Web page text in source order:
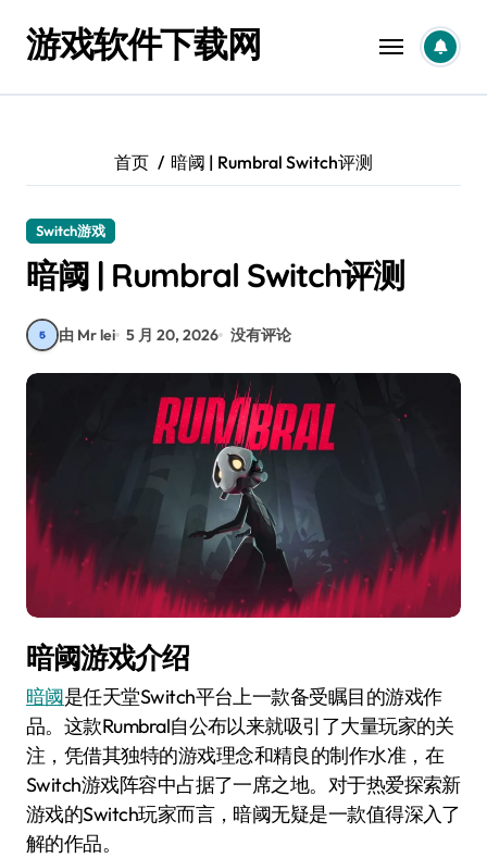
游戏软件下载网
首页 暗阈 | Rumbral Switch评测
Switch游戏
暗阈 | Rumbral Switch评测
由 Mr lei 5 月 20, 2026 没有评论
暗阈游戏介绍
暗阈是任天堂Switch平台上一款备受瞩目的游戏作
品。这款Rumbral自公布以来就吸引了大量玩家的关
注，凭借其独特的游戏理念和精良的制作水准，在
Switch游戏阵容中占据了一席之地。对于热爱探索新
游戏的Switch玩家而言，暗阈无疑是一款值得深入了
解的作品。